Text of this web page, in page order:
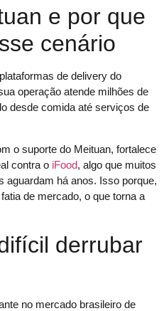
e por que
cenário
de delivery do
operação atende milhões de
desde comida até serviços de
o suporte do Meituan, fortalece
contra o iFood, algo que muitos
aguardam há anos. Isso porque,
de mercado, o que torna a
derrubar
no mercado brasileiro de